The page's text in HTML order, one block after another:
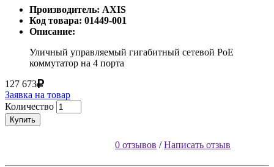
Производитель: AXIS
Код товара: 01449-001
Описание:
Уличный управляемый гигабитный сетевой PoE
коммутатор на 4 порта
127 673
Заявка на товар
Количество
Купить
0 отзывов /Написать отзыв